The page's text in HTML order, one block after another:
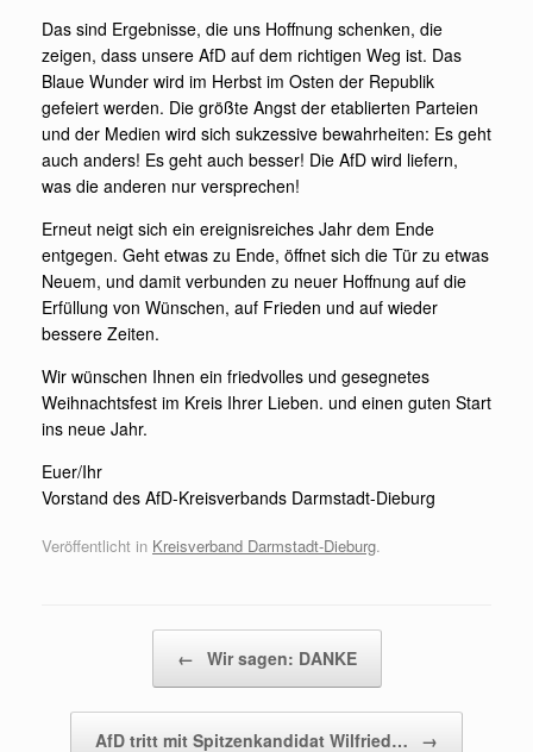
Das sind Ergebnisse, die uns Hoffnung schenken, die
zeigen, dass unsere AfD auf dem richtigen Weg ist. Das
Blaue Wunder wird im Herbst im Osten der Republik
gefeiert werden. Die größte Angst der etablierten Parteien
und der Medien wird sich sukzessive bewahrheiten: Es geht
auch anders! Es geht auch besser! Die AfD wird liefern,
was die anderen nur versprechen!
Erneut neigt sich ein ereignisreiches Jahr dem Ende
entgegen. Geht etwas zu Ende, öffnet sich die Tür zu etwas
Neuem, und damit verbunden zu neuer Hoffnung auf die
Erfüllung von Wünschen, auf Frieden und auf wieder
bessere Zeiten.
Wir wünschen Ihnen ein friedvolles und gesegnetes
Weihnachtsfest im Kreis Ihrer Lieben. und einen guten Start
ins neue Jahr.
Euer/Ihr
Vorstand des AfD-Kreisverbands Darmstadt-Dieburg
Veröffentlicht in Kreisverband Darmstadt-Dieburg.
← Wir sagen: DANKE
AfD tritt mit Spitzenkandidat Wilfried… →